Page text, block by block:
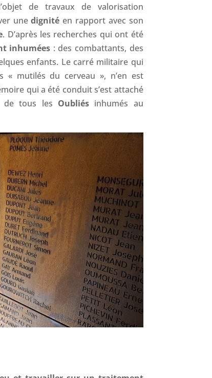
de travaux de valorisation
unedignité en rapport avec son
. D’après les recherches qui ont été
inhumées : des combattants, des
enfants. Le carré militaire qui
« mutilés du cerveau », n’en est
qui a été conduit s’est attaché
de tous les Oubliés inhumés au